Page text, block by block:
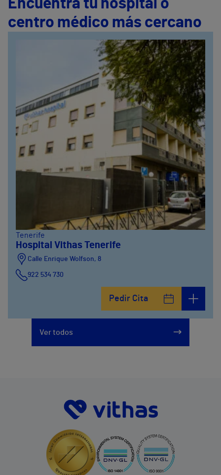
Encuentra tu hospital o
centro médico más cercano
Tenerife
Hospital Vithas Tenerife
Calle Enrique Wolfson, 8
922 534 730
Pedir Cita
Ver todos